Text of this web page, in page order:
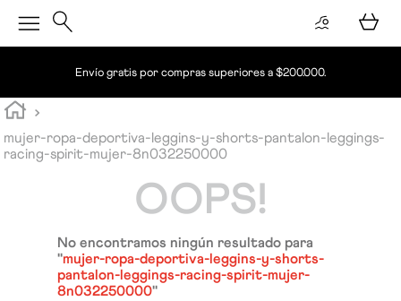
Envío gratis por compras superiores a $200.000.
mujer-ropa-deportiva-leggins-y-shorts-pantalon-leggings-
racing-spirit-mujer-8n032250000
OOPS!
No encontramos ningún resultado para
"mujer-ropa-deportiva-leggins-y-shorts-
pantalon-leggings-racing-spirit-mujer-
8n032250000"